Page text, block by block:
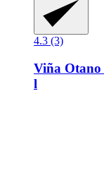
4.3 (3)
Viña Otano
l